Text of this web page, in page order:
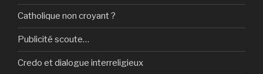
Catholique non croyant ?
Publicité scoute…
Credo et dialogue interreligieux